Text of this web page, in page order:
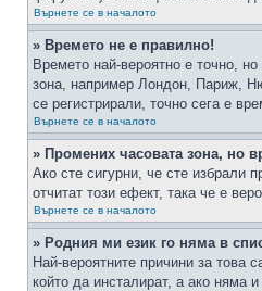
Върнете се в началото
» Времето не е правилно!
Времето най-вероятно е точно,
зона, например Лондон, Париж,
се регистрирали, точно сега е
Върнете се в началото
» Промених часовата зона, но
Ако сте сигурни, че сте избрали
отчитат този ефект, така че е
Върнете се в началото
» Родния ми език го няма в
Най-вероятните причини за
който да инсталират, а ако няма